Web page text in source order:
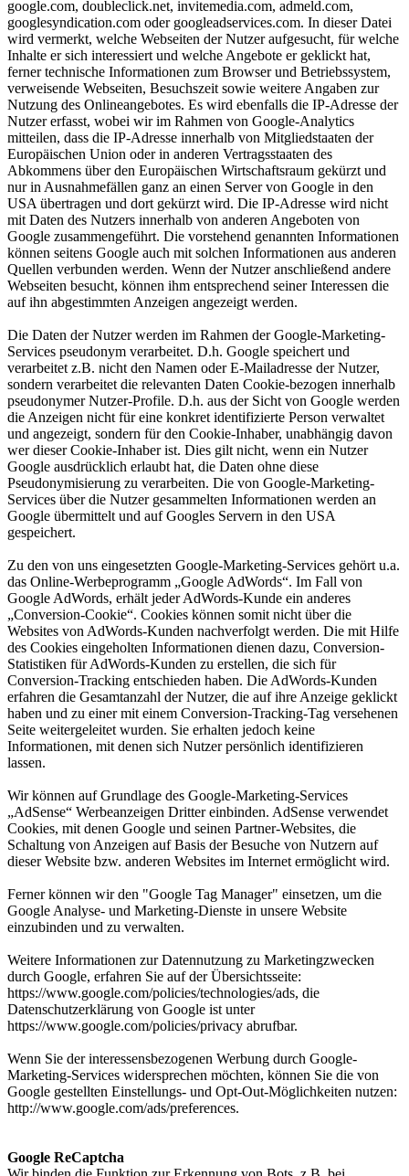
google.com, doubleclick.net, invitemedia.com, admeld.com,
googlesyndication.com oder googleadservices.com. In dieser Datei
wird vermerkt, welche Webseiten der Nutzer aufgesucht, für welche
Inhalte er sich interessiert und welche Angebote er geklickt hat,
ferner technische Informationen zum Browser und Betriebssystem,
verweisende Webseiten, Besuchszeit sowie weitere Angaben zur
Nutzung des Onlineangebotes. Es wird ebenfalls die IP-Adresse der
Nutzer erfasst, wobei wir im Rahmen von Google-Analytics
mitteilen, dass die IP-Adresse innerhalb von Mitgliedstaaten der
Europäischen Union oder in anderen Vertragsstaaten des
Abkommens über den Europäischen Wirtschaftsraum gekürzt und
nur in Ausnahmefällen ganz an einen Server von Google in den
USA übertragen und dort gekürzt wird. Die IP-Adresse wird nicht
mit Daten des Nutzers innerhalb von anderen Angeboten von
Google zusammengeführt. Die vorstehend genannten Informationen
können seitens Google auch mit solchen Informationen aus anderen
Quellen verbunden werden. Wenn der Nutzer anschließend andere
Webseiten besucht, können ihm entsprechend seiner Interessen die
auf ihn abgestimmten Anzeigen angezeigt werden.
Die Daten der Nutzer werden im Rahmen der Google-Marketing-
Services pseudonym verarbeitet. D.h. Google speichert und
verarbeitet z.B. nicht den Namen oder E-Mailadresse der Nutzer,
sondern verarbeitet die relevanten Daten Cookie-bezogen innerhalb
pseudonymer Nutzer-Profile. D.h. aus der Sicht von Google werden
die Anzeigen nicht für eine konkret identifizierte Person verwaltet
und angezeigt, sondern für den Cookie-Inhaber, unabhängig davon
wer dieser Cookie-Inhaber ist. Dies gilt nicht, wenn ein Nutzer
Google ausdrücklich erlaubt hat, die Daten ohne diese
Pseudonymisierung zu verarbeiten. Die von Google-Marketing-
Services über die Nutzer gesammelten Informationen werden an
Google übermittelt und auf Googles Servern in den USA
gespeichert.
Zu den von uns eingesetzten Google-Marketing-Services gehört u.a.
das Online-Werbeprogramm „Google AdWords“. Im Fall von
Google AdWords, erhält jeder AdWords-Kunde ein anderes
„Conversion-Cookie“. Cookies können somit nicht über die
Websites von AdWords-Kunden nachverfolgt werden. Die mit Hilfe
des Cookies eingeholten Informationen dienen dazu, Conversion-
Statistiken für AdWords-Kunden zu erstellen, die sich für
Conversion-Tracking entschieden haben. Die AdWords-Kunden
erfahren die Gesamtanzahl der Nutzer, die auf ihre Anzeige geklickt
haben und zu einer mit einem Conversion-Tracking-Tag versehenen
Seite weitergeleitet wurden. Sie erhalten jedoch keine
Informationen, mit denen sich Nutzer persönlich identifizieren
lassen.
Wir können auf Grundlage des Google-Marketing-Services
„AdSense“ Werbeanzeigen Dritter einbinden. AdSense verwendet
Cookies, mit denen Google und seinen Partner-Websites, die
Schaltung von Anzeigen auf Basis der Besuche von Nutzern auf
dieser Website bzw. anderen Websites im Internet ermöglicht wird.
Ferner können wir den "Google Tag Manager" einsetzen, um die
Google Analyse- und Marketing-Dienste in unsere Website
einzubinden und zu verwalten.
Weitere Informationen zur Datennutzung zu Marketingzwecken
durch Google, erfahren Sie auf der Übersichtsseite:
https://www.google.com/policies/technologies/ads, die
Datenschutzerklärung von Google ist unter
https://www.google.com/policies/privacy abrufbar.
Wenn Sie der interessensbezogenen Werbung durch Google-
Marketing-Services widersprechen möchten, können Sie die von
Google gestellten Einstellungs- und Opt-Out-Möglichkeiten nutzen:
http://www.google.com/ads/preferences.
Google ReCaptcha